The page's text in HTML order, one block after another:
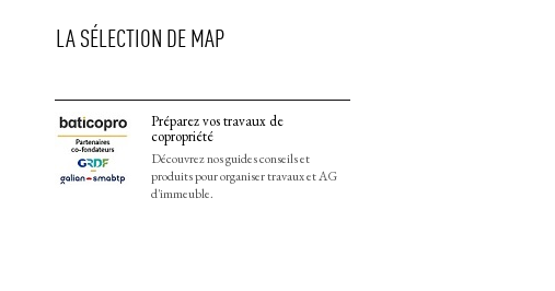
LA SÉLECTION DE MAP
Préparez vos travaux de
copropriété
Découvrez nos guides conseils et
produits pour organiser travaux et AG
d'immeuble.